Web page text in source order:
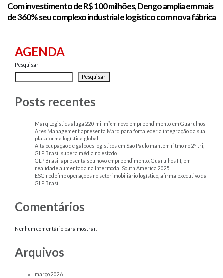
Com investimento de R$ 100 milhões, Dengo amplia em mais
de 360% seu complexo industrial e logístico com nova fábrica
AGENDA
Pesquisar
Pesquisar
Posts recentes
Marq Logistics aluga 220 mil m²em novo empreendimento em Guarulhos
Ares Management apresenta Marq para fortalecer a integração da sua
plataforma logística global
Alta ocupação de galpões logísticos em São Paulo mantém ritmo no 2º tri;
GLP Brasil supera média no estado
GLP Brasil apresenta seu novo empreendimento, Guarulhos III, em
realidade aumentada na Intermodal South America 2025
ESG redefine operações no setor imobiliário logístico, afirma executivo da
GLP Brasil
Comentários
Nenhum comentário para mostrar.
Arquivos
março 2026